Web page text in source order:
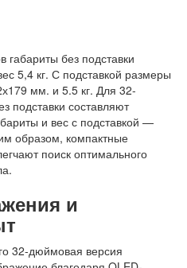
без подставки
5,4 кг. С подставкой размеры
мм. и 5.5 кг. Для 32-
подставки составляют
и вес с подставкой —
образом, компактные
поиск оптимального
и
32-дюймовая версия